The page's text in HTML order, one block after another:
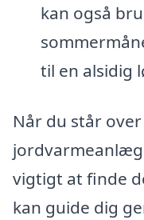
kan også
til en alsidig
Når du står
jordvarmeanlæg
vigtigt at finde
kan guide dig